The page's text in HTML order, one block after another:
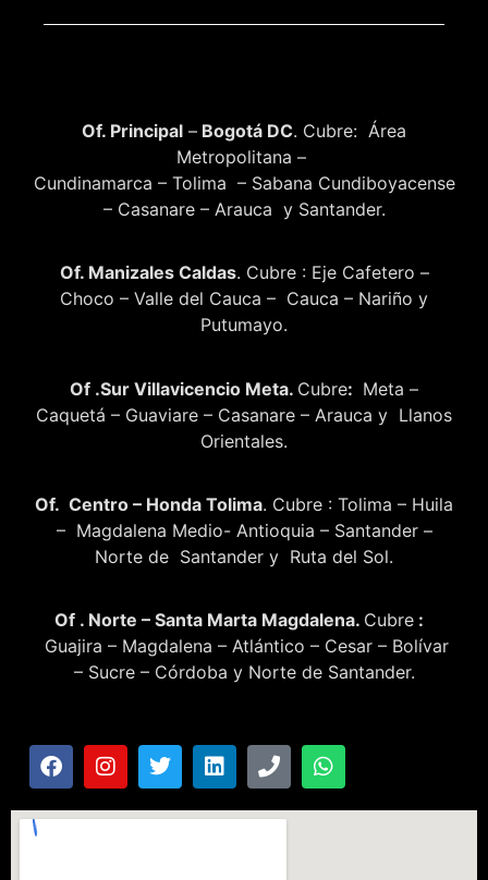
Of. Principal – Bogotá DC. Cubre: Área
Metropolitana –
Cundinamarca – Tolima – Sabana Cundiboyacense
– Casanare – Arauca y Santander.
Of. Manizales Caldas. Cubre : Eje Cafetero –
Choco – Valle del Cauca – Cauca – Nariño y
Putumayo.
Of .Sur Villavicencio Meta. Cubre: Meta –
Caquetá – Guaviare – Casanare – Arauca y Llanos
Orientales.
Of. Centro – Honda Tolima. Cubre : Tolima – Huila
– Magdalena Medio- Antioquia – Santander –
Norte de Santander y Ruta del Sol.
Of . Norte – Santa Marta Magdalena. Cubre :
Guajira – Magdalena – Atlántico – Cesar – Bolívar
– Sucre – Córdoba y Norte de Santander.